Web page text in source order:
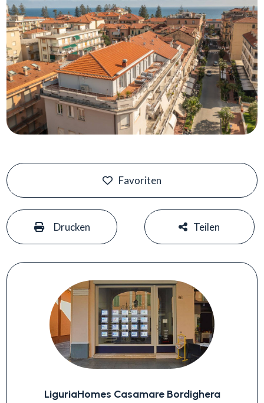
Favoriten
Drucken Teilen
LiguriaHomes Casamare Bordighera